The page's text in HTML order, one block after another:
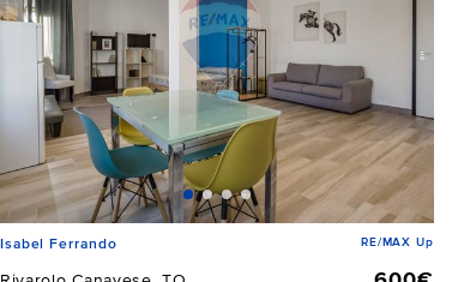
Isabel Ferrando RE/MAX Up